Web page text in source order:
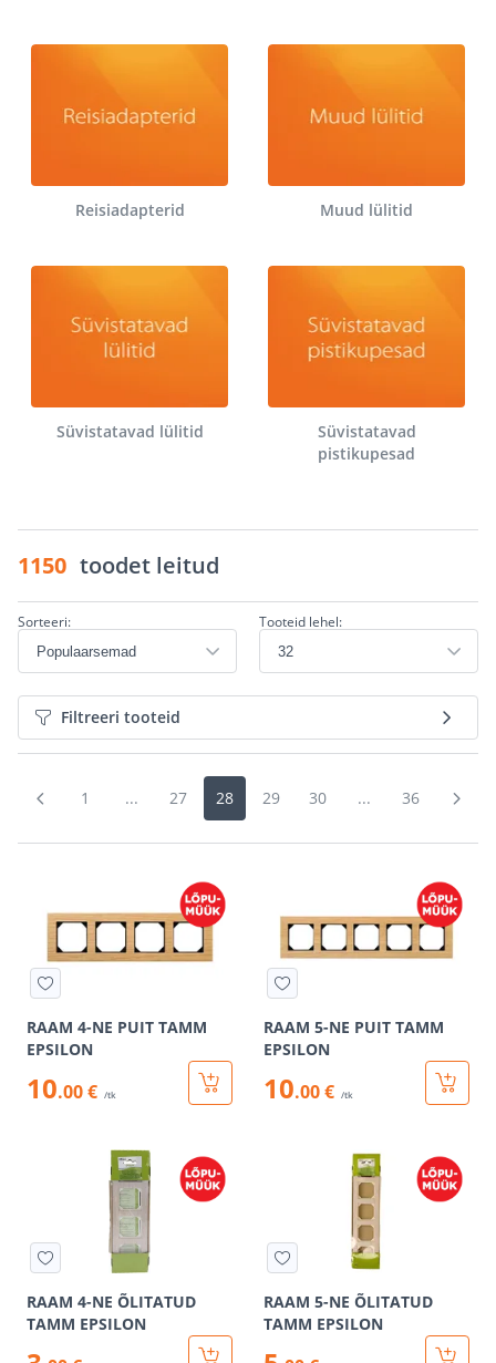
Reisiadapterid Muud lülitid
Süvistatavad lülitid
Süvistatavad
pistikupesad
1150 toodet leitud
Sorteeri: Tooteid lehel:
Filtreeri tooteid
1 ... 27 28 29 30 ... 36
RAAM 4-NE PUIT TAMM
EPSILON
10.00 € /tk
RAAM 5-NE PUIT TAMM
EPSILON
10.00 € /tk
RAAM 4-NE ÕLITATUD
TAMM EPSILON
RAAM 5-NE ÕLITATUD
TAMM EPSILON